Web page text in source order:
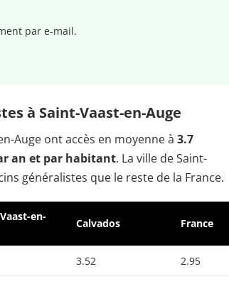
par e-mail.
à Saint-Vaast-en-Auge
Auge ont accès en moyenne à 3.7
an et par habitant. La ville de Saint-
généralistes que le reste de la France.
en-
Calvados France
3.52 2.95